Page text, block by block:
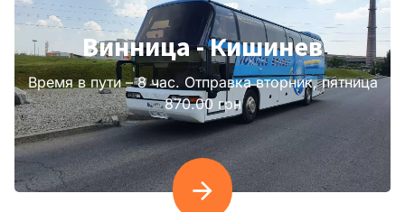
Винница - Кишинев
Время в пути – 8 час. Отправка вторник, пятница
870.00 грн